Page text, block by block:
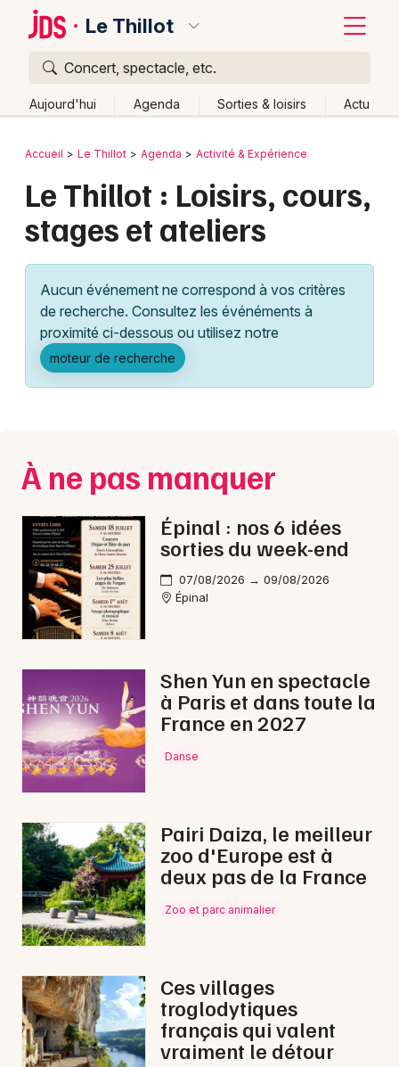
Le Thillot
Concert, spectacle, etc.
Aujourd'hui Agenda Sorties & loisirs Actu
Publier un événement
Grands événements
Activité & Expérience
Manifestations
Foires & salons
Concerts
Sports
Soirées
Sorties famille
Sorties & loisirs
Ateliers dans les Vosges
Ateliers en Lorraine
Ateliers dans le Grand Est
Newsletter des sorties
Artistes en tournée
Actus au Thillot
Magazine au Thillot
Bordeaux
Colmar
Lille
Lyon
Marseille
Mulhouse
Nice
Paris
Strasbourg
Toulouse
Toutes les villes
Retour
Accueil Le Thillot Agenda Activité & Expérience
Le Thillot : Loisirs, cours,
stages et ateliers
Aucun événement ne correspond à vos critères
de recherche. Consultez les événéments à
proximité ci-dessous ou utilisez notre
moteur de recherche
À ne pas manquer
Épinal : nos 6 idées
sorties du week-end
07/08/2026 → 09/08/2026
Épinal
Shen Yun en spectacle
à Paris et dans toute la
France en 2027
Danse
Pairi Daiza, le meilleur
zoo d'Europe est à
deux pas de la France
Zoo et parc animalier
Ces villages
troglodytiques
français qui valent
vraiment le détour
Quoi ?
Où ?
Près de moi
Changer de lieu
Quand ?
Aujourd'hui
Demain Ce week-end Autre